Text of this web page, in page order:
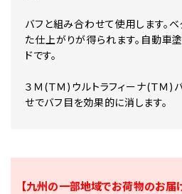
バフと組み合わせて使用します。
た仕上がりが得られます。自動車
ドです。
３Ｍ(ＴＭ)ウルトラフィーナ(ＴＭ)
せでバフ目を効果的に消します。
【九州の一部地域でお荷物のお届